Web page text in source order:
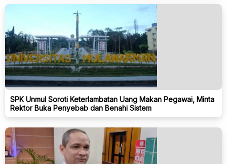
SPK Unmul Soroti Keterlambatan Uang Makan Pegawai, Minta
Rektor Buka Penyebab dan Benahi Sistem